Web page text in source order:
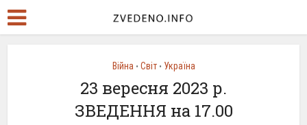
Війна • Світ • Україна
23 вересня 2023 р.
ЗВЕДЕННЯ на 17.00